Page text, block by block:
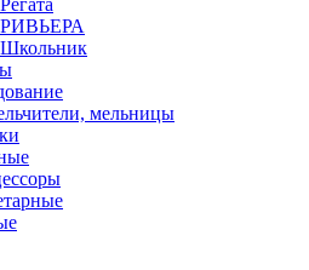
РИВЬЕРА
Школьник
мельницы